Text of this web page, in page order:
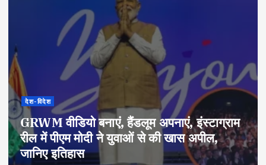
देश-विदेश
GRWM वीडियो बनाएं, हैंडलूम अपनाएं, इंस्टाग्राम
रील में पीएम मोदी ने युवाओं से की खास अपील,
जानिए इतिहास